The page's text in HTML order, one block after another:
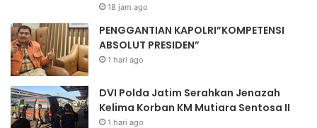
18 jam ago
PENGGANTIAN KAPOLRI”KOMPETENSI
ABSOLUT PRESIDEN”
1 hari ago
DVI Polda Jatim Serahkan Jenazah
Kelima Korban KM Mutiara Sentosa II
1 hari ago